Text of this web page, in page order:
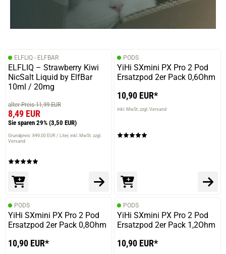
ELFLIQ - ELFBAR
ELFLIQ – Strawberry Kiwi
NicSalt Liquid by ElfBar
10ml / 20mg
alter Preis 11,99 EUR
8,49 EUR
Sie sparen 29% (3,50 EUR)
Grundpreis: 849,00 EUR / Liter inkl. MwSt. zzgl.
Versand
PODS
YiHi SXmini PX Pro 2 Pod
Ersatzpod 2er Pack 0,6Ohm
10,90 EUR*
inkl. MwSt. zzgl. Versand
PODS
YiHi SXmini PX Pro 2 Pod
Ersatzpod 2er Pack 0,8Ohm
10,90 EUR*
PODS
YiHi SXmini PX Pro 2 Pod
Ersatzpod 2er Pack 1,2Ohm
10,90 EUR*